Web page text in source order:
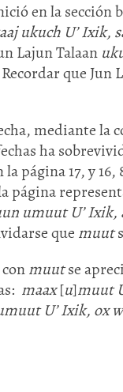
en la sección
ukuch U’ Ixik,
Lajun Talaan
que Jun
mediante la
ha
página 17, y
página
umuut U’ Ixik,
que muut
muutse
maax[u]muut
U’ Ixik, ox